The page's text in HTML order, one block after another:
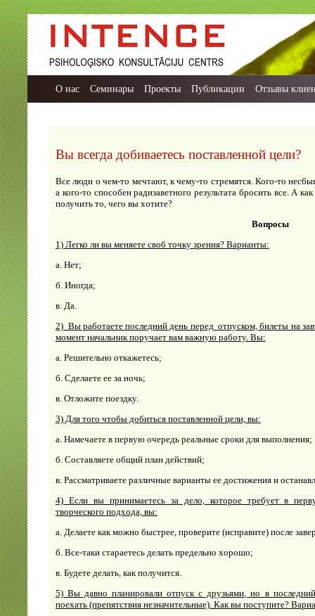
О нас Семинары Проекты Публикации Отзывы
Вы всегда добиваетесь поставленной цели?
Все люди о чем-то мечтают, к чему-то стремятся. Кого-то
а кого-то способен радизаветного результата бросить все. А
получить то, чего вы хотите?
Вопросы
1) Легко ли вы меняете своб точку зрения? Варианты:
а. Нет;
б. Иногда;
в. Да.
2) Вы работаете последний день перед отпуском, билеты на
момент начальник поручает вам важную работу. Вы:
а. Решительно откажетесь;
б. Сделаете ее за ночь;
в. Отложите поездку.
3) Для того чтобы добиться поставленной цели, вы:
а. Намечаете в первую очередь реальные сроки для выполнения;
б. Составляете общий план действий;
в. Рассматриваете различные варианты ее достижения и
4) Если вы принимаетесь за дело, которое требует в
творческого подхода, вы:
а. Делаете как можно быстрее, проверите (исправите) после
б. Все-таки стараетесь делать предельно хорошо;
в. Будете делать, как получится.
5) Вы давно планировали отпуск с друзьями, но в
поехать (препятствия незначительные). Как вы поступите?